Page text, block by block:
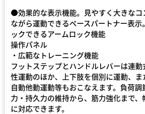
●効果的な表示機能。見やすく大きなコ
ながら運動できるペースパートナー表示
ックできるアームロック機能
操作パネル
・広範なトレーニング機能
フットステップとハンドルレバーは連
性運動のほか、上下肢を個別に運動、
自動他動運動等もおこなえます。負荷
力・持久力の維持から、筋力強化まで
に対応できます。